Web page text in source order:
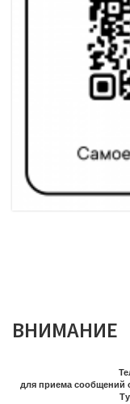
ВНИМАНИЕ
для приема сообщений